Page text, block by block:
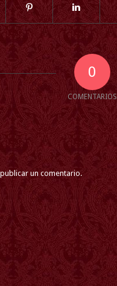
0
COMENTARIOS
un comentario.